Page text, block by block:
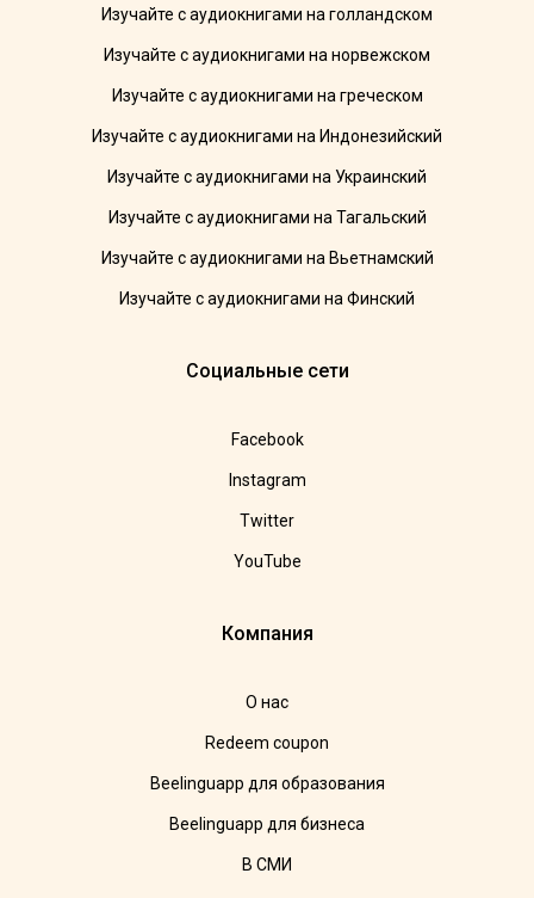
Изучайте с аудиокнигами на голландском
Изучайте с аудиокнигами на норвежском
Изучайте с аудиокнигами на греческом
Изучайте с аудиокнигами на Индонезийский
Изучайте с аудиокнигами на Украинский
Изучайте с аудиокнигами на Тагальский
Изучайте с аудиокнигами на Вьетнамский
Изучайте с аудиокнигами на Финский
Социальные сети
Facebook
Instagram
Twitter
YouTube
Компания
О нас
Redeem coupon
Beelinguapp для образования
Beelinguapp для бизнеса
В СМИ